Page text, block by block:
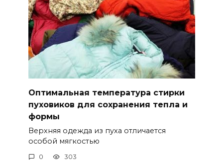
Оптимальная температура стирки
пуховиков для сохранения тепла и
формы
Верхняя одежда из пуха отличается
особой мягкостью
0 303